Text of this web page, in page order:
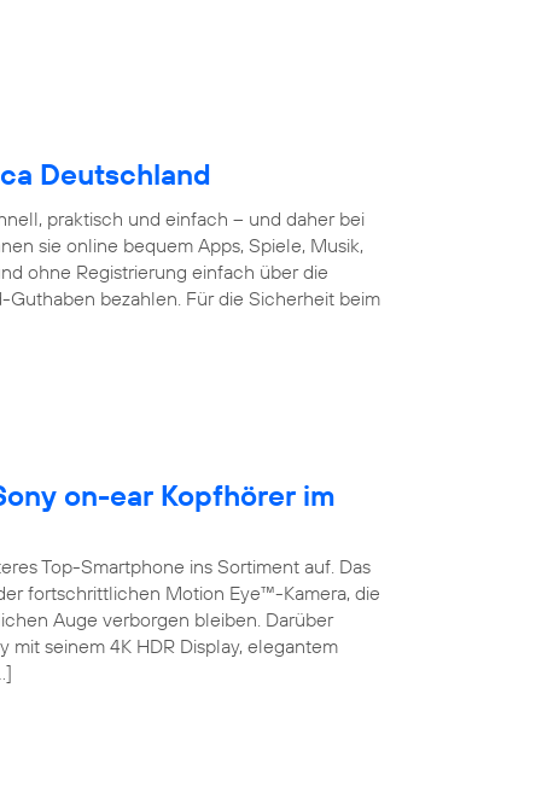
Deutschland
praktisch und einfach – und daher bei
sie online bequem Apps, Spiele, Musik,
ohne Registrierung einfach über die
bezahlen. Für die Sicherheit beim
on-ear Kopfhörer im
Top-Smartphone ins Sortiment auf. Das
fortschrittlichen Motion Eye™-Kamera, die
Auge verborgen bleiben. Darüber
mit seinem 4K HDR Display, elegantem